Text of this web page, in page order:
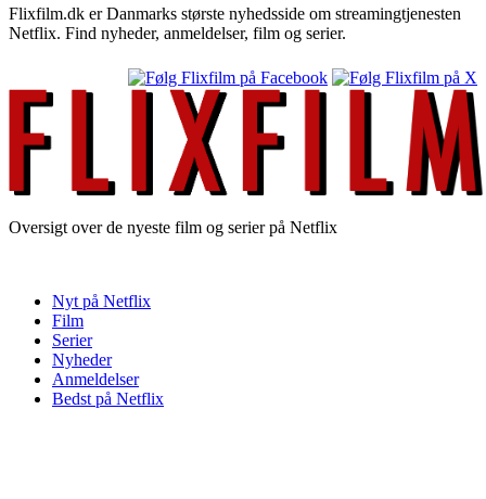
Flixfilm.dk er Danmarks største nyhedsside om streamingtjenesten
Netflix. Find nyheder, anmeldelser, film og serier.
Oversigt over de nyeste film og serier på Netflix
Nyt på Netflix
Film
Serier
Nyheder
Anmeldelser
Bedst på Netflix